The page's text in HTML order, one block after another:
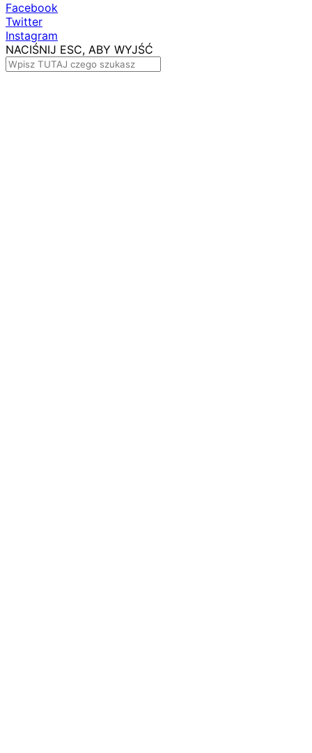
Facebook
Twitter
Instagram
NACIŚNIJ ESC, ABY WYJŚĆ